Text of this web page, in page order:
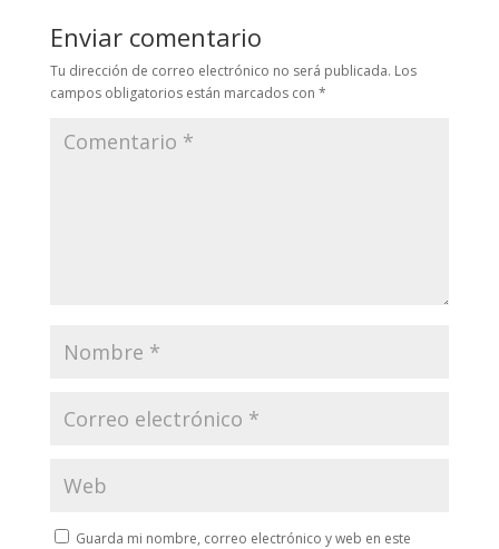
Enviar comentario
Tu dirección de correo electrónico no será publicada. Los
campos obligatorios están marcados con *
Guarda mi nombre, correo electrónico y web en este